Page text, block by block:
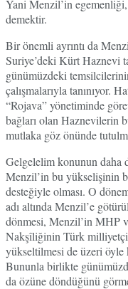
Yani Menzil’in
demektir.
Bir önemli ayrıntı da
Suriye’deki Kürt Haznevi
günümüzdeki
çalışmalarıyla tanınıyor.
“Rojava” yönetiminde
bağları olan Haznevilerin
mutlaka göz önünde
Gelgelelim konunun daha
Menzil’in bu yükselişinin
desteğiyle olması. O
adı altında Menzil’e
dönmesi, Menzil’in MHP
Nakşîliğinin Türk
yükseltilmesi de üzeri
Bununla birlikte
da özüne döndüğünü